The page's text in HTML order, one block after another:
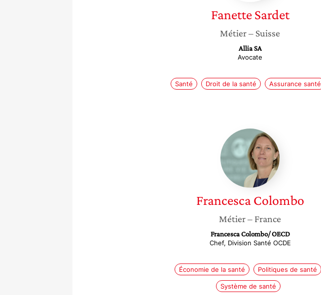
Fanette Sardet
Métier– Suisse
Allia SA
Avocate
Santé Droit de la santé Assurance santé
Francesca
Colombo
Francesca Colombo
Métier– France
Francesca Colombo/ OECD
Chef, Division Santé OCDE
Économie de la santé Politiques de santé
Système de santé